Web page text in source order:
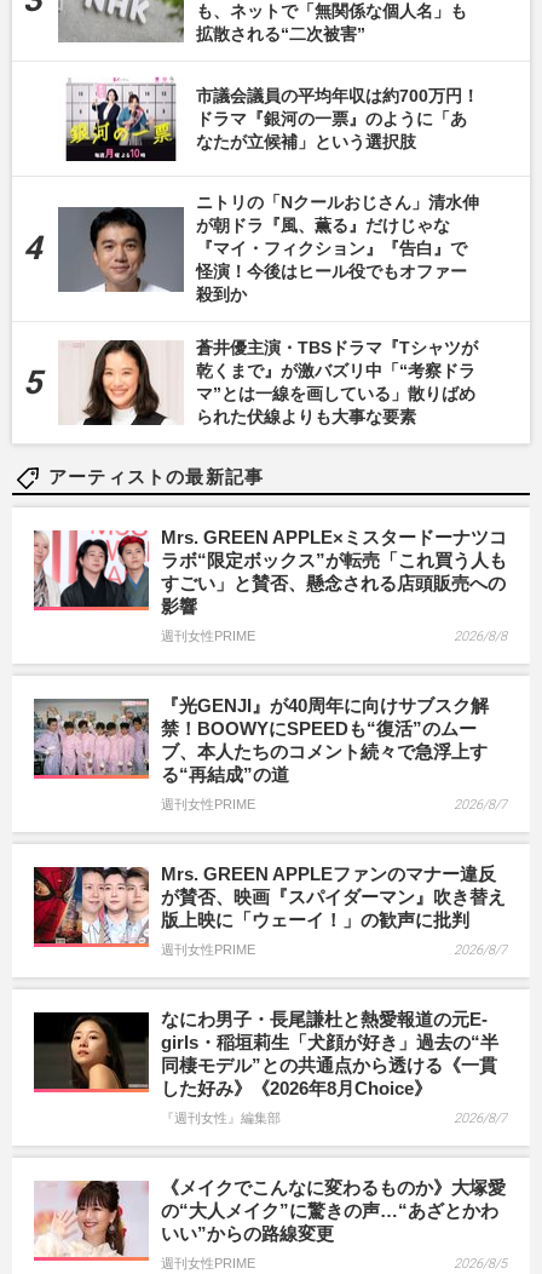
も、ネットで「無関係な個人名」も
拡散される“二次被害”
市議会議員の平均年収は約700万円！
ドラマ『銀河の一票』のように「あ
なたが立候補」という選択肢
ニトリの「Nクールおじさん」清水伸
が朝ドラ『風、薫る』だけじゃな
『マイ・フィクション』『告白』で
怪演！今後はヒール役でもオファー
殺到か
蒼井優主演・TBSドラマ『Tシャツが
乾くまで』が激バズリ中「“考察ドラ
マ”とは一線を画している」散りばめ
られた伏線よりも大事な要素
アーティストの最新記事
Mrs. GREEN APPLE×ミスタードーナツコ
ラボ“限定ボックス”が転売「これ買う人も
すごい」と賛否、懸念される店頭販売への
影響
週刊女性PRIME 2026/8/8
『光GENJI』が40周年に向けサブスク解
禁！BOOWYにSPEEDも“復活”のムー
ブ、本人たちのコメント続々で急浮上す
る“再結成”の道
週刊女性PRIME 2026/8/7
Mrs. GREEN APPLEファンのマナー違反
が賛否、映画『スパイダーマン』吹き替え
版上映に「ウェーイ！」の歓声に批判
週刊女性PRIME 2026/8/7
なにわ男子・長尾謙杜と熱愛報道の元E-
girls・稲垣莉生「犬顔が好き」過去の“半
同棲モデル”との共通点から透ける《一貫
した好み》《2026年8月Choice》
『週刊女性』編集部 2026/8/7
《メイクでこんなに変わるものか》大塚愛
の“大人メイク”に驚きの声…“あざとかわ
いい”からの路線変更
週刊女性PRIME 2026/8/5